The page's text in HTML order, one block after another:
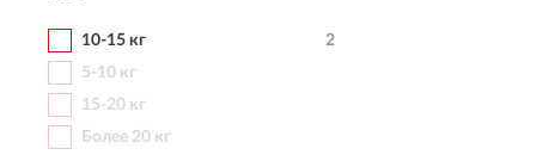
10-15 кг
2
5-10 кг
15-20 кг
Более 20 кг